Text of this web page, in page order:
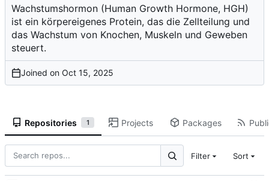
Wachstumshormon (Human Growth Hormone, HGH)
ist ein körpereigenes Protein, das die Zellteilung und
das Wachstum von Knochen, Muskeln und Geweben
steuert.
Joined on
Repositories 1 Projects Packages
Filter Sort